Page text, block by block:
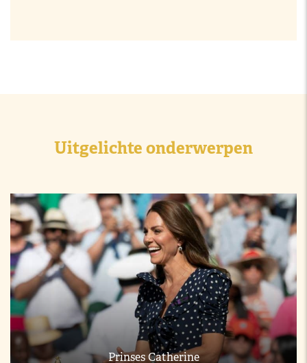
Uitgelichte onderwerpen
Prinses Catherine